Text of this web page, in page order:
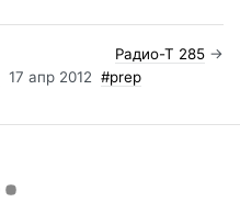
Радио-Т 285 →
17 апр 2012 #prep